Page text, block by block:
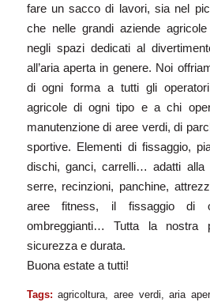
fare un sacco di lavori, sia nel
che nelle grandi aziende
negli spazi dedicati al
all’aria aperta in genere. Noi
di ogni forma a tutti gli
agricole di ogni tipo e a chi
manutenzione di aree verdi, di
sportive. Elementi di fissaggio,
dischi, ganci, carrelli… adatti alla
serre, recinzioni, panchine,
aree fitness, il fissaggio di
ombreggianti… Tutta la nostra
sicurezza e durata.
Buona estate a tutti!
Tags: agricoltura, aree verdi,aria